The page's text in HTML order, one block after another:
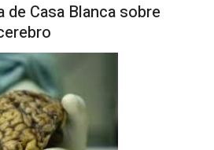
de Casa Blanca sobre